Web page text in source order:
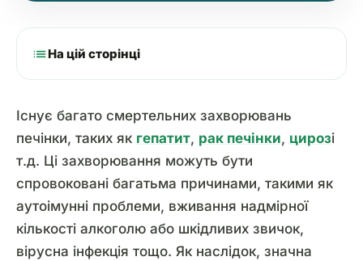
listНа цій сторінці
Існує багато смертельних захворювань
печінки, таких як гепатит, рак печінки, цирозі
т.д. Ці захворювання можуть бути
спровоковані багатьма причинами, такими як
аутоімунні проблеми, вживання надмірної
кількості алкоголю або шкідливих звичок,
вірусна інфекція тощо. Як наслідок, значна